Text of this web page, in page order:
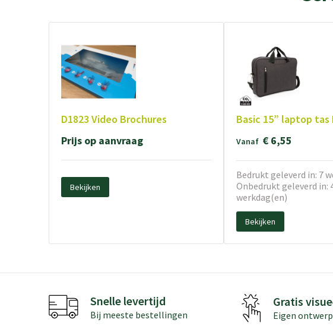
D1823 Video Brochures
Prijs op aanvraag
Bekijken
Basic 15” laptop tas
Vanaf € 6,55
Bedrukt geleverd in: 7
Onbedrukt geleverd in:
werkdag(en)
Bekijken
Snelle levertijd
Bij meeste bestellingen
Gratis
Eigen